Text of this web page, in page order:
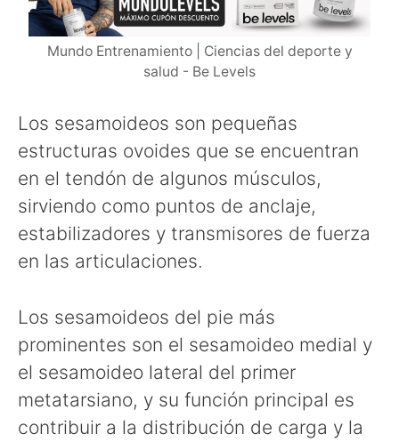
Mundo Entrenamiento | Ciencias del deporte y
salud - Be Levels
Los sesamoideos son pequeñas
estructuras ovoides que se encuentran
en el tendón de algunos músculos,
sirviendo como puntos de anclaje,
estabilizadores y transmisores de fuerza
en las articulaciones.
Los sesamoideos del pie más
prominentes son el sesamoideo medial y
el sesamoideo lateral del primer
metatarsiano, y su función principal es
contribuir a la distribución de carga y la